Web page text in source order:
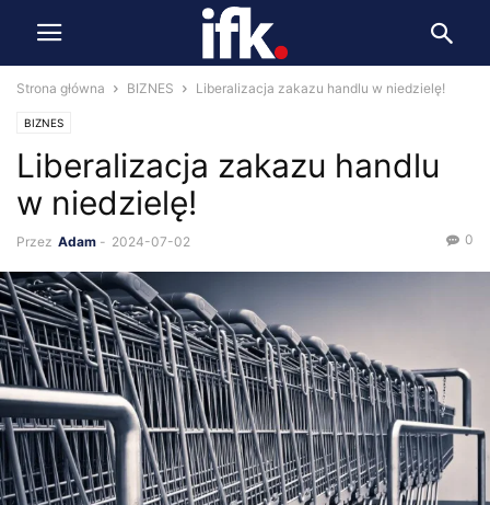
Strona główna BIZNES Liberalizacja zakazu handlu w niedzielę!
BIZNES
Liberalizacja zakazu handlu
w niedzielę!
Przez Adam - 2024-07-02 0